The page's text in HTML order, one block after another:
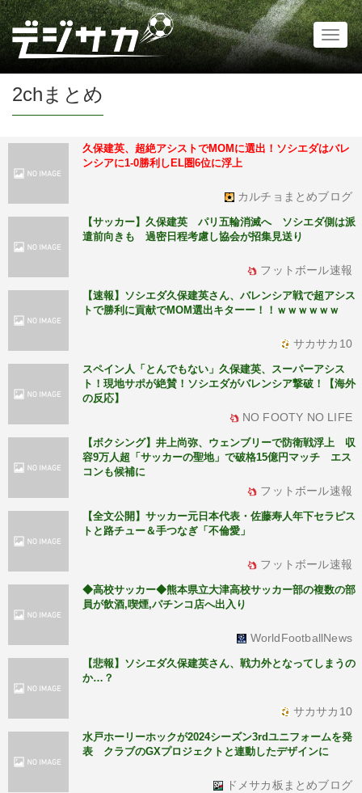
2chまとめ
久保建英、超絶アシストでMOMに選出！ソシエダはバレ
ンシアに1-0勝利しEL圏6位に浮上
カルチョまとめブログ
【サッカー】久保建英 パリ五輪消滅へ ソシエダ側は派
遣前向きも 過密日程考慮し協会が招集見送り
フットボール速報
【速報】ソシエダ久保建英さん、バレンシア戦で超アシス
トで勝利に貢献でMOM選出キターー！！ｗｗｗｗｗｗ
サカサカ10
スペイン人「とんでもない」久保建英、スーパーアシス
ト！現地サポが絶賛！ソシエダがバレンシア撃破！【海外
の反応】
NO FOOTY NO LIFE
【ボクシング】井上尚弥、ウェンブリーで防衛戦浮上 収
容9万人超「サッカーの聖地」で破格15億円マッチ エス
コンも候補に
フットボール速報
【全文公開】サッカー元日本代表・佐藤寿人年下セラピス
トと路チュー＆手つなぎ「不倫愛」
フットボール速報
◆高校サッカー◆熊本県立大津高校サッカー部の複数の部
員が飲酒,喫煙,パチンコ店へ出入り
WorldFootballNews
【悲報】ソシエダ久保建英さん、戦力外となってしまうの
か…？
サカサカ10
水戸ホーリーホックが2024シーズン3rdユニフォームを発
表 クラブのGXプロジェクトと連動したデザインに
ドメサカ板まとめブログ